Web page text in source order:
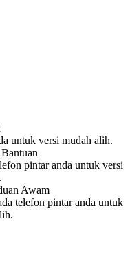
untuk versi mudah alih.
pintar anda untuk versi
telefon pintar anda untuk